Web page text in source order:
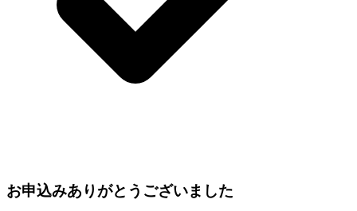
お申込みありがとうございました